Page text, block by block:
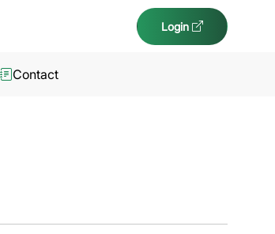
Login
Contact